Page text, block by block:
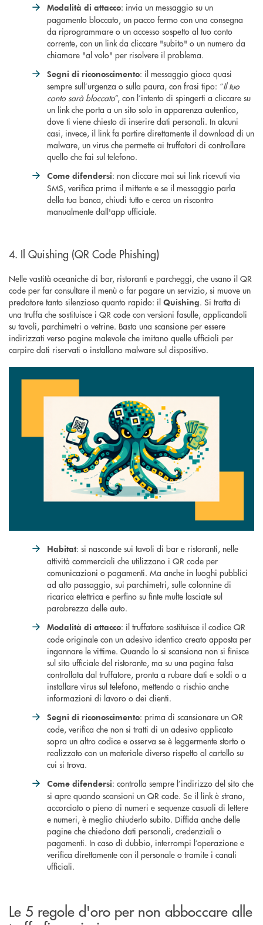
Modalità di attacco: invia un messaggio su un
pagamento bloccato, un pacco fermo con una consegna
da riprogrammare o un accesso sospetto al tuo conto
corrente, con un link da cliccare "subito" o un numero da
chiamare "al volo" per risolvere il problema.
Segni di riconoscimento: il messaggio gioca quasi
sempre sull’urgenza o sulla paura, con frasi tipo: “Il tuo
conto sarà bloccato”, con l’intento di spingerti a cliccare su
un link che porta a un sito solo in apparenza autentico,
dove ti viene chiesto di inserire dati personali. In alcuni
casi, invece, il link fa partire direttamente il download di un
malware, un virus che permette ai truffatori di controllare
quello che fai sul telefono.
Come difendersi: non cliccare mai sui link ricevuti via
SMS, verifica prima il mittente e se il messaggio parla
della tua banca, chiudi tutto e cerca un riscontro
manualmente dall'app ufficiale.
4. Il Quishing (QR Code Phishing)
Nelle vastità oceaniche di bar, ristoranti e parcheggi, che usano il QR
code per far consultare il menù o far pagare un servizio, si muove un
predatore tanto silenzioso quanto rapido: il Quishing. Si tratta di
una truffa che sostituisce i QR code con versioni fasulle, applicandoli
su tavoli, parchimetri o vetrine. Basta una scansione per essere
indirizzati verso pagine malevole che imitano quelle ufficiali per
carpire dati riservati o installano malware sul dispositivo.
Habitat: si nasconde sui tavoli di bar e ristoranti, nelle
attività commerciali che utilizzano i QR code per
comunicazioni o pagamenti. Ma anche in luoghi pubblici
ad alto passaggio, sui parchimetri, sulle colonnine di
ricarica elettrica e perfino su finte multe lasciate sul
parabrezza delle auto.
Modalità di attacco: il truffatore sostituisce il codice QR
code originale con un adesivo identico creato apposta per
ingannare le vittime. Quando lo si scansiona non si finisce
sul sito ufficiale del ristorante, ma su una pagina falsa
controllata dal truffatore, pronta a rubare dati e soldi o a
installare virus sul telefono, mettendo a rischio anche
informazioni di lavoro o dei clienti.
Segni di riconoscimento: prima di scansionare un QR
code, verifica che non si tratti di un adesivo applicato
sopra un altro codice e osserva se è leggermente storto o
realizzato con un materiale diverso rispetto al cartello su
cui si trova.
Come difendersi: controlla sempre l’indirizzo del sito che
si apre quando scansioni un QR code. Se il link è strano,
accorciato o pieno di numeri e sequenze casuali di lettere
e numeri, è meglio chiuderlo subito. Diffida anche delle
pagine che chiedono dati personali, credenziali o
pagamenti. In caso di dubbio, interrompi l’operazione e
verifica direttamente con il personale o tramite i canali
ufficiali.
Le 5 regole d'oro per non abboccare alle